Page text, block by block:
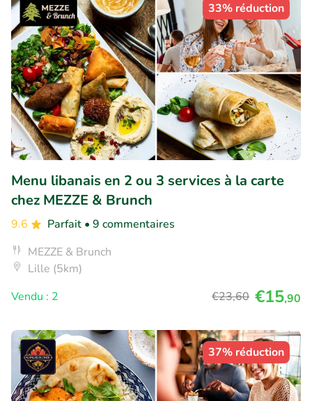
33% réduction
Menu libanais en 2 ou 3 services à la carte
chez MEZZE & Brunch
9.6 Parfait • 9 commentaires
MEZZE & Brunch
Lille (5km)
Vendu : 2
€23,60 €15,90
37% réduction